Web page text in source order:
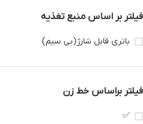
فیلتر بر اساس منبع تغذیه
باتری قابل شارژ(بی سیم)
فیلتر براساس خط زن
✅